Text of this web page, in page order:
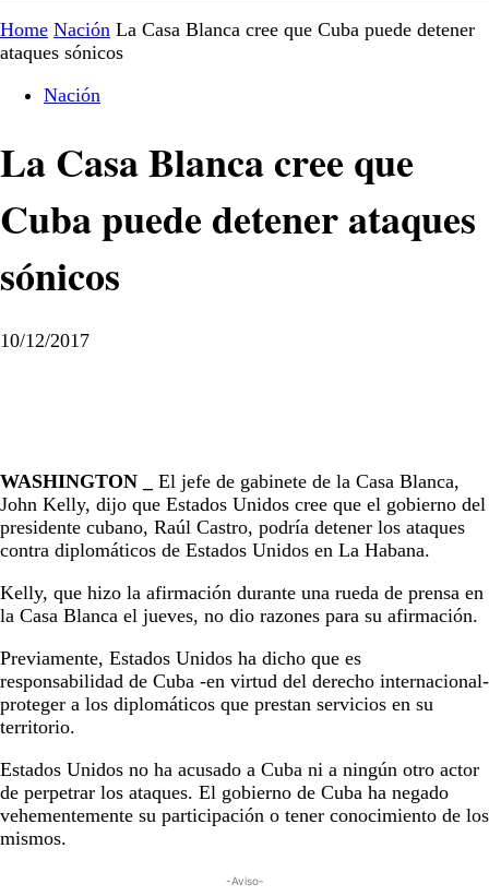
Home Nación La Casa Blanca cree que Cuba puede detener
ataques sónicos
Nación
La Casa Blanca cree que
Cuba puede detener ataques
sónicos
10/12/2017
WASHINGTON _
El jefe de gabinete de la Casa Blanca,
John Kelly, dijo que Estados Unidos cree que el gobierno del
presidente cubano, Raúl Castro, podría detener los ataques
contra diplomáticos de Estados Unidos en La Habana.
Kelly, que hizo la afirmación durante una rueda de prensa en
la Casa Blanca el jueves, no dio razones para su afirmación.
Previamente, Estados Unidos ha dicho que es
responsabilidad de Cuba -en virtud del derecho internacional-
proteger a los diplomáticos que prestan servicios en su
territorio.
Estados Unidos no ha acusado a Cuba ni a ningún otro actor
de perpetrar los ataques. El gobierno de Cuba ha negado
vehementemente su participación o tener conocimiento de los
mismos.
-Aviso-